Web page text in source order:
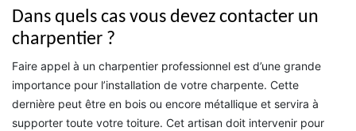
Dans quels cas vous devez contacter un
charpentier ?
Faire appel à un charpentier professionnel est d’une grande
importance pour l’installation de votre charpente. Cette
dernière peut être en bois ou encore métallique et servira à
supporter toute votre toiture. Cet artisan doit intervenir pour